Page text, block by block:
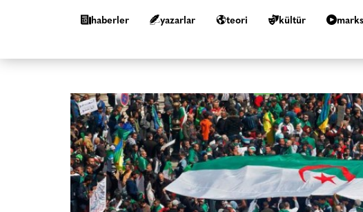
haberler yazarlar teori kültür